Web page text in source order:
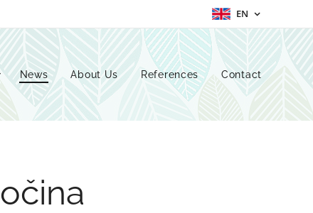
EN
News About Us References Contact